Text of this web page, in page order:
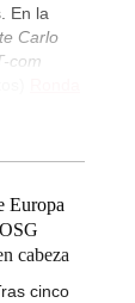
En la
Carlo
com
Europa
cabeza
cinco